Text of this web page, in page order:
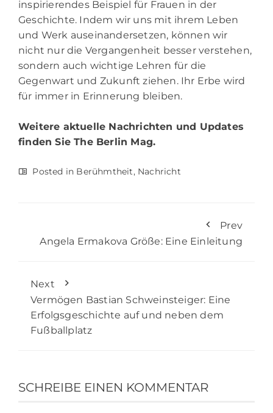
inspirierendes Beispiel für Frauen in der
Geschichte. Indem wir uns mit ihrem Leben
und Werk auseinandersetzen, können wir
nicht nur die Vergangenheit besser verstehen,
sondern auch wichtige Lehren für die
Gegenwart und Zukunft ziehen. Ihr Erbe wird
für immer in Erinnerung bleiben.
Weitere aktuelle Nachrichten und Updates
finden SieThe Berlin Mag.
Posted in Berühmtheit, Nachricht
Prev
Angela Ermakova Größe: Eine Einleitung
Next
Vermögen Bastian Schweinsteiger: Eine
Erfolgsgeschichte auf und neben dem
Fußballplatz
SCHREIBE EINEN KOMMENTAR